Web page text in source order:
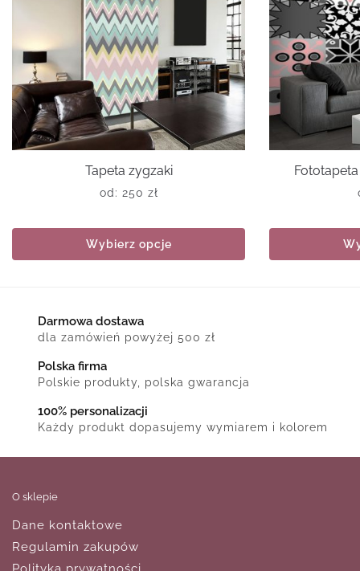
Tapeta zygzaki
od: 250 zł
Wybierz opcje
Darmowa dostawa
dla zamówień powyżej 500 zł
Polska firma
Polskie produkty, polska gwarancja
100% personalizacji
Każdy produkt dopasujemy wymiarem i kolorem
O sklepie
Dane kontaktowe
Regulamin zakupów